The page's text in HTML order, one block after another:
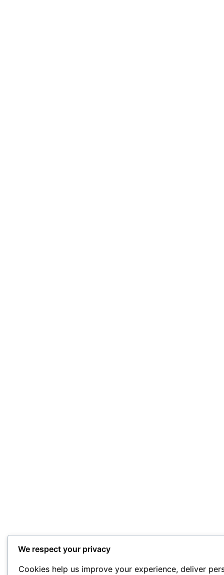
We respect your privacy
Cookies help us improve your experience, deliver